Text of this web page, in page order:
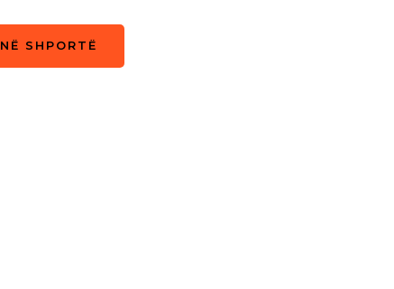
SHPORTË